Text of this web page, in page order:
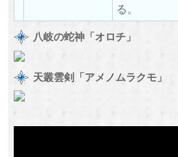
る。
八岐の蛇神「オロチ」
天叢雲剣「アメノムラクモ」